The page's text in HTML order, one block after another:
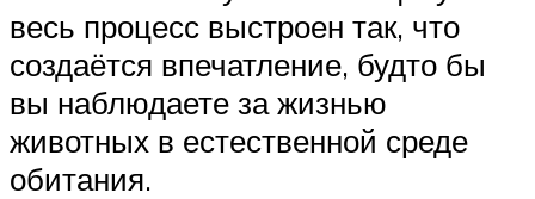
весь процесс выстроен так, что
создаётся впечатление, будто бы
вы наблюдаете за жизнью
животных в естественной среде
обитания.